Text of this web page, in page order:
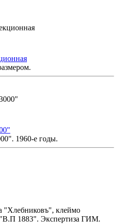
1960-е годы.
"Хлебниковъ", клеймо
"В.П 1883". Экспертиза ГИМ.